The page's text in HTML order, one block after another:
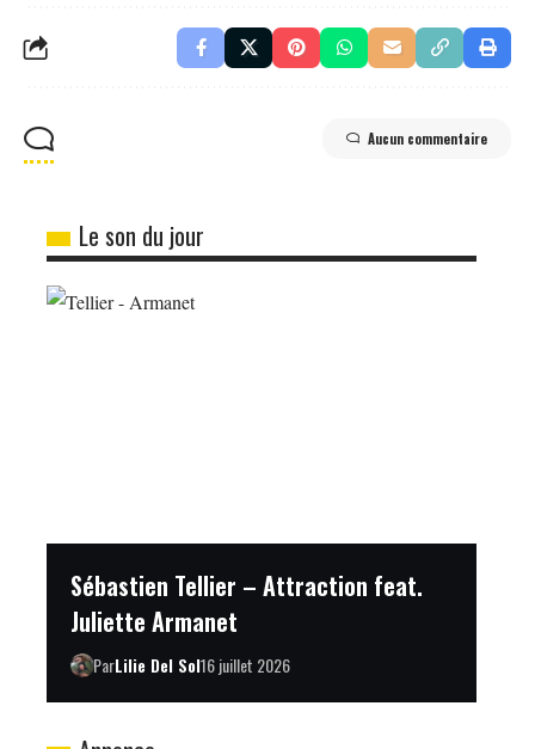
Aucun commentaire
Le son du jour
Sébastien Tellier – Attraction feat.
Juliette Armanet
ParLilie Del Sol16 juillet 2026